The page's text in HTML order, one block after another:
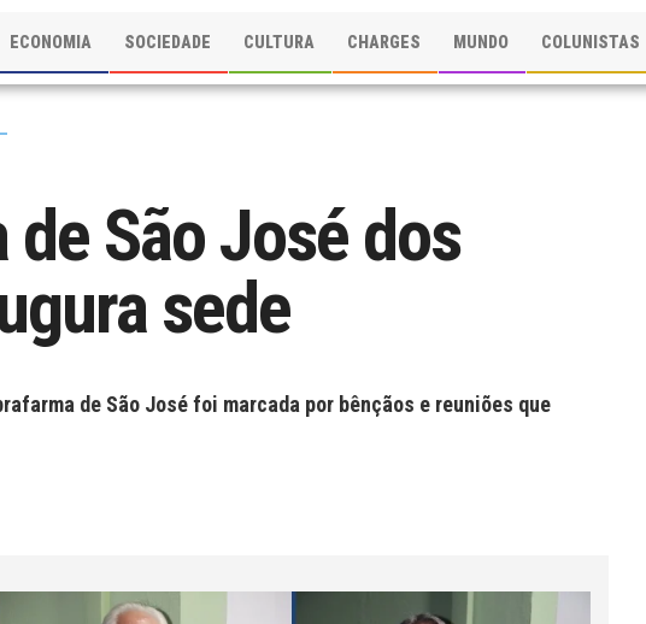
ECONOMIA SOCIEDADE CULTURA CHARGES MUNDO COLUNISTAS
São José dos
sede
de São José foi marcada por bênçãos e reuniões que